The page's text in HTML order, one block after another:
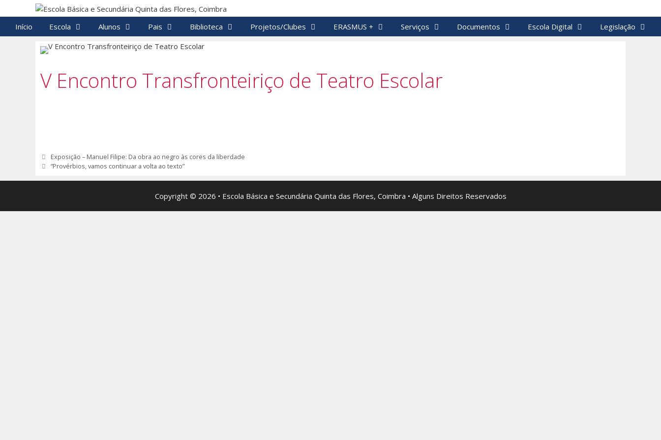
para
conteúdo
Início Escola Alunos Pais Biblioteca Projetos/Clubes ERASMUS + Serviços Documentos Escola Digital Legislação
V Encontro Transfronteiriço de Teatro Escolar
Navegação
de
Exposição – Manuel Filipe: Da obra ao negro às cores da liberdade
“Provérbios, vamos continuar a volta ao texto”
Copyright © 2026 • Escola Básica e Secundária Quinta das Flores, Coimbra • Alguns Direitos Reservados